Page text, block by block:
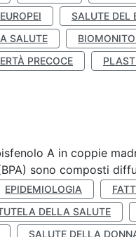
SALUTE DEL
SALUTE
PRECOCE
A in coppie
sono composti
EPIDEMIOLOGIA
DELLA SALUTE
SALUTE DELLA